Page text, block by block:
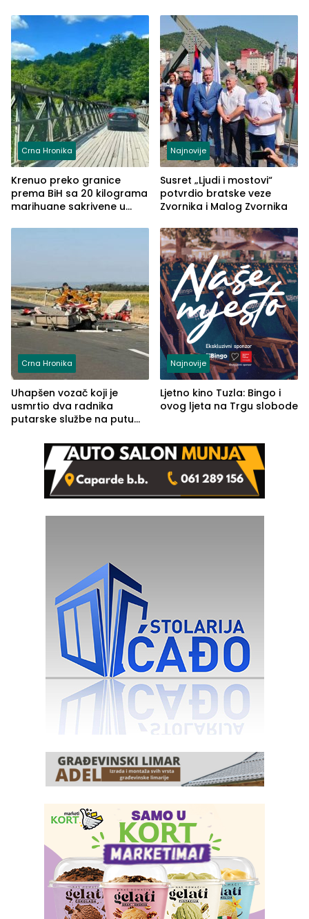
Crna Hronika
Krenuo preko granice
prema BiH sa 20 kilograma
marihuane sakrivene u
Najnovije
Susret „Ljudi i mostovi“
potvrdio bratske veze
Zvornika i Malog Zvornika
Crna Hronika
Uhapšen vozač koji je
usmrtio dva radnika
putarske službe na putu
(FOTO)
Najnovije
Ljetno kino Tuzla: Bingo i
ovog ljeta na Trgu slobode